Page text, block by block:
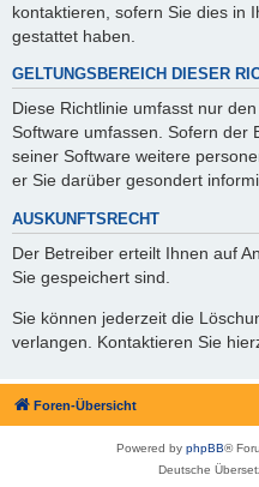
kontaktieren, sofern Sie dies in
gestattet haben.
GELTUNGSBEREICH DIESER
Diese Richtlinie umfasst nur
Software umfassen. Sofern der
seiner Software weitere
er Sie darüber gesondert
AUSKUNFTSRECHT
Der Betreiber erteilt Ihnen auf
Sie gespeichert sind.
Sie können jederzeit die
verlangen. Kontaktieren Sie
Foren-Übersicht
Powered by phpBB®
Deutsche